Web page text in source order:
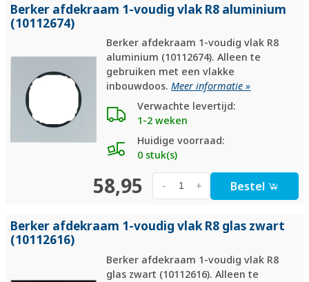
Berker afdekraam 1-voudig vlak R8 aluminium
(10112674)
Berker afdekraam 1-voudig vlak R8
aluminium (10112674). Alleen te
gebruiken met een vlakke
inbouwdoos.Meer informatie »
Verwachte levertijd:
1-2 weken
Huidige voorraad:
0 stuk(s)
58,95 +
- Bestel
Berker afdekraam 1-voudig vlak R8 glas zwart
(10112616)
Berker afdekraam 1-voudig vlak R8
glas zwart (10112616). Alleen te